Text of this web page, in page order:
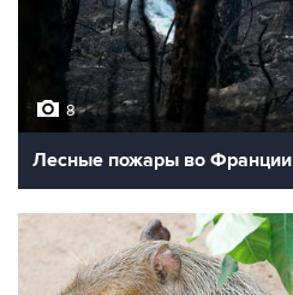
8
Лесные пожары во Франции